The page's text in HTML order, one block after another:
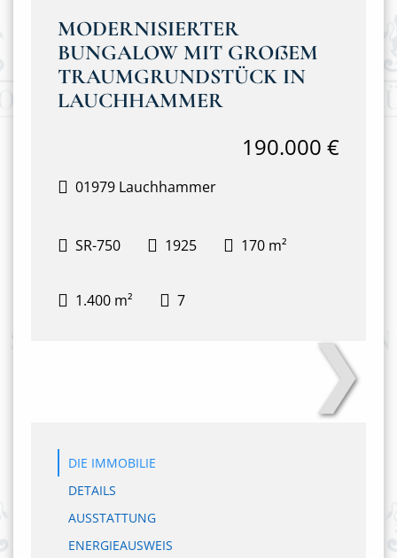
MODERNISIERTER
BUNGALOW MIT GROßEM
TRAUMGRUNDSTÜCK IN
LAUCHHAMMER
01979 Lauchhammer
190.000 €
SR-750 1925 170 m²
1.400 m² 7
❯
DIE IMMOBILIE
DETAILS
AUSSTATTUNG
ENERGIEAUSWEIS